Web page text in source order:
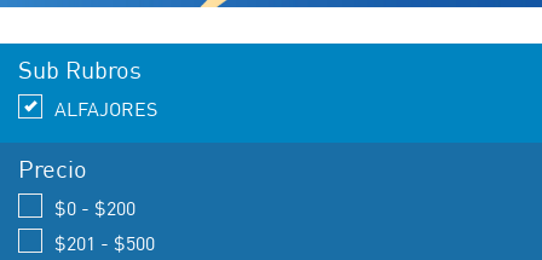
Sub Rubros
ALFAJORES
Precio
$0 - $200
$201 - $500